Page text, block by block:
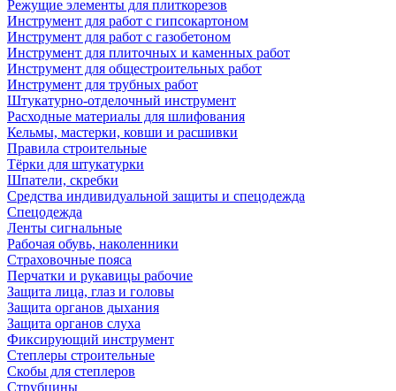
Режущие элементы для плиткорезов
Инструмент для работ с гипсокартоном
Инструмент для работ с газобетоном
Инструмент для плиточных и каменных работ
Инструмент для общестроительных работ
Инструмент для трубных работ
Штукатурно-отделочный инструмент
Расходные материалы для шлифования
Кельмы, мастерки, ковши и расшивки
Правила строительные
Тёрки для штукатурки
Шпатели, скребки
Средства индивидуальной защиты и спецодежда
Спецодежда
Ленты сигнальные
Рабочая обувь, наколенники
Страховочные пояса
Перчатки и рукавицы рабочие
Защита лица, глаз и головы
Защита органов дыхания
Защита органов слуха
Фиксирующий инструмент
Степлеры строительные
Скобы для степлеров
Струбцины